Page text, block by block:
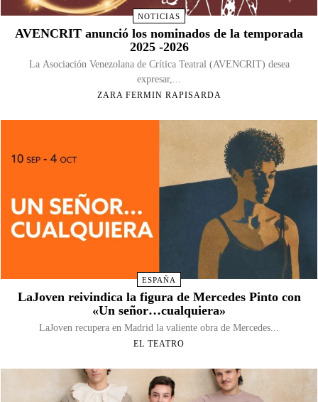
NOTICIAS
AVENCRIT anunció los nominados de la temporada
2025 -2026
La Asociación Venezolana de Crítica Teatral (AVENCRIT) desea
expresar,...
ZARA FERMIN RAPISARDA
ESPAÑA
LaJoven reivindica la figura de Mercedes Pinto con
«Un señor…cualquiera»
LaJoven recupera en Madrid la valiente obra de Mercedes...
EL TEATRO